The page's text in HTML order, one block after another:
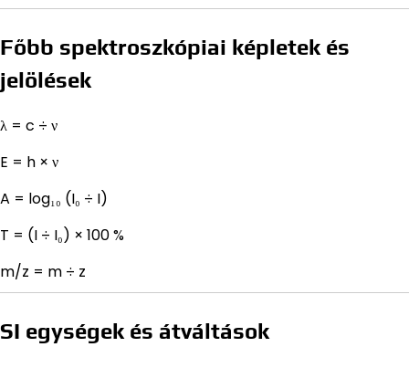
Főbb spektroszkópiai képletek és
jelölések
λ = c ÷ ν
E = h × ν
A = log₁₀ (I₀ ÷ I)
T = (I ÷ I₀) × 100 %
m/z = m ÷ z
SI egységek és átváltások